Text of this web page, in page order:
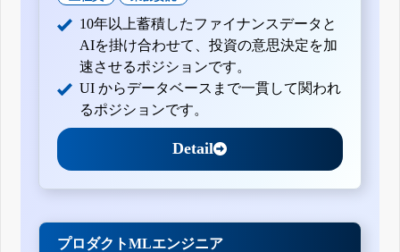
10年以上蓄積したファイナンスデータと
AIを掛け合わせて、投資の意思決定を加
速させるポジションです。
UI からデータベースまで一貫して関われ
るポジションです。
Detail
プロダクトMLエンジニア